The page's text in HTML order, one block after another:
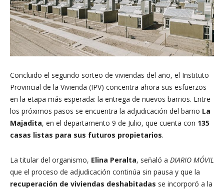
Concluido el segundo sorteo de viviendas del año, el Instituto
Provincial de la Vivienda (IPV) concentra ahora sus esfuerzos
en la etapa más esperada: la entrega de nuevos barrios. Entre
los próximos pasos se encuentra la adjudicación del barrio La
Majadita, en el departamento 9 de Julio, que cuenta con 135
casas listas para sus futuros propietarios.
La titular del organismo, Elina Peralta, señaló a DIARIO MÓVIL
que el proceso de adjudicación continúa sin pausa y que la
recuperación de viviendas deshabitadas se incorporó a la